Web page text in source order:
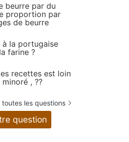
beurre par du
proportion par
de beurre
la portugaise
farine ?
recettes est loin
, ??
toutes les questions
question